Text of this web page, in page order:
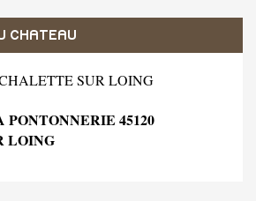
CHATEAU
CHALETTE SUR LOING
PONTONNERIE 45120
LOING